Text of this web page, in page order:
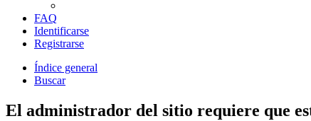
FAQ
Identificarse
Registrarse
Índice general
Buscar
El administrador del sitio requiere que